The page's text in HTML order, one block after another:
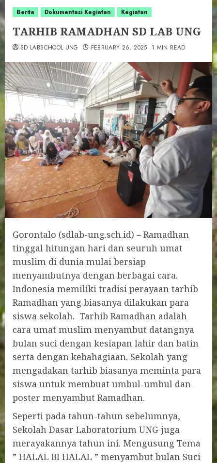
Berita Dokumentasi Kegiatan Kegiatan
TARHIB RAMADHAN SD LAB UNG
SD LABSCHOOL UNG FEBRUARY 26, 2025 1 MIN READ
Gorontalo (sdlab-ung.sch.id) – Ramadhan
tinggal hitungan hari dan seuruh umat
muslim di dunia mulai bersiap
menyambutnya dengan berbagai cara.
Indonesia memiliki tradisi perayaan tarhib
Ramadhan yang biasanya dilakukan para
siswa sekolah. Tarhib Ramadhan adalah
cara umat muslim menyambut datangnya
bulan suci dengan kesiapan lahir dan batin
serta dengan kebahagiaan. Sekolah yang
mengadakan tarhib biasanya meminta para
siswa untuk membuat umbul-umbul dan
poster menyambut Ramadhan.
Seperti pada tahun-tahun sebelumnya,
Sekolah Dasar Laboratorium UNG juga
merayakannya tahun ini. Mengusung Tema
” HALAL BI HALAL ” menyambut bulan Suci